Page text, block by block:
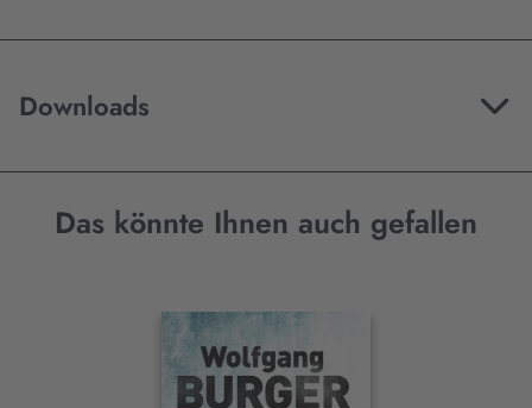
Downloads
Das könnte Ihnen auch gefallen
Interaktives